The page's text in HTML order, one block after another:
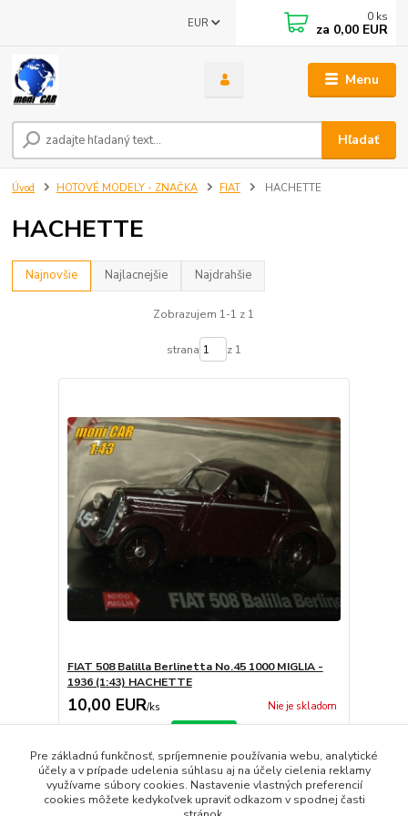
Menu
EUR
Hľadať
0 ks
za 0,00 EUR
Úvod HOTOVÉ MODELY - ZNAČKA FIAT HACHETTE
HACHETTE
Najnovšie Najlacnejšie Najdrahšie
Zobrazujem 1-1 z 1
strana z 1
FIAT 508 Balilla Berlinetta No.45 1000 MIGLIA -
1936 (1:43) HACHETTE
10,00 EUR/ks Nie je skladom
strana z 1
Pre základnú funkčnosť, spríjemnenie používania webu, analytické
účely a v prípade udelenia súhlasu aj na účely cielenia reklamy
využívame súbory cookies. Nastavenie vlastných preferencií
cookies môžete kedykoľvek upraviť odkazom v spodnej časti